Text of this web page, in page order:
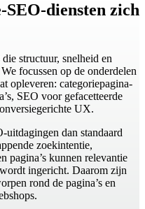
SEO-diensten zich
structuur, snelheid en
focussen op de onderdelen
opleveren: categoriepagina-
SEO voor gefacetteerde
UX.
uitdagingen dan standaard
zoekintentie,
pagina’s kunnen relevantie
ingericht. Daarom zijn
rond de pagina’s en